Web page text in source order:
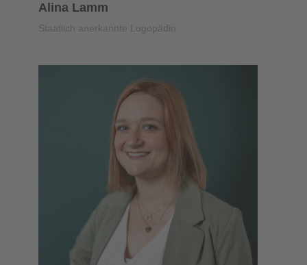
Alina Lamm
Staatlich anerkannte Logopädin